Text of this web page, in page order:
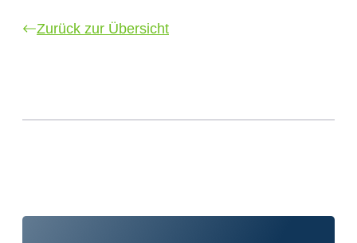
Zurück zur Übersicht